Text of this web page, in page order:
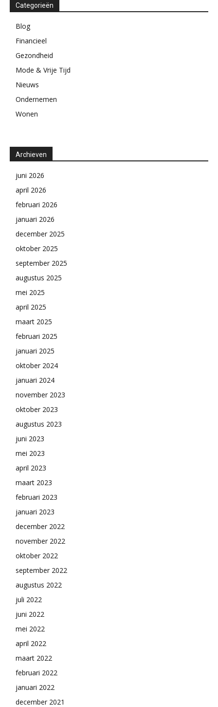
Categorieën
Blog
Financieel
Gezondheid
Mode & Vrije Tijd
Nieuws
Ondernemen
Wonen
Archieven
juni 2026
april 2026
februari 2026
januari 2026
december 2025
oktober 2025
september 2025
augustus 2025
mei 2025
april 2025
maart 2025
februari 2025
januari 2025
oktober 2024
januari 2024
november 2023
oktober 2023
augustus 2023
juni 2023
mei 2023
april 2023
maart 2023
februari 2023
januari 2023
december 2022
november 2022
oktober 2022
september 2022
augustus 2022
juli 2022
juni 2022
mei 2022
april 2022
maart 2022
februari 2022
januari 2022
december 2021